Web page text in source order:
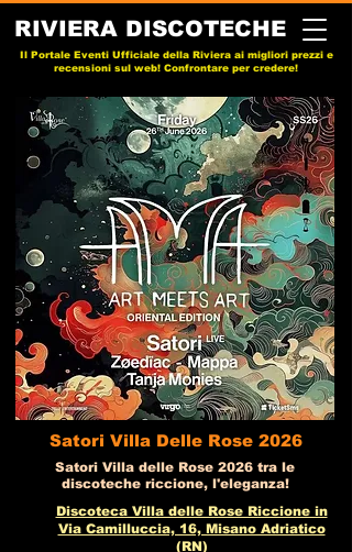
RIVIERA DISCOTECHE
Il Portale Eventi Ufficiale della Riviera ai migliori prezzi e
recensioni sul web! Confrontare per credere!
Satori Villa Delle Rose 2026
Satori Villa delle Rose 2026 tra le
discoteche riccione, l'eleganza!
Discoteca Villa delle Rose Riccione in
Via Camilluccia, 16, Misano Adriatico
(RN)